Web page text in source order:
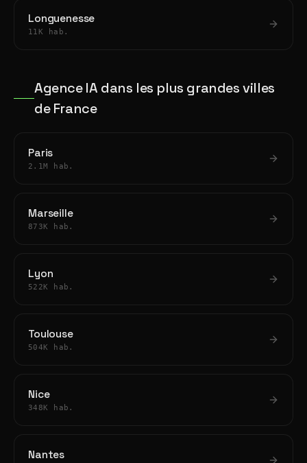
Longuenesse
11K hab.
Agence IA dans les plus grandes villes
de France
Paris
2.1M hab.
Marseille
873K hab.
Lyon
522K hab.
Toulouse
504K hab.
Nice
348K hab.
Nantes